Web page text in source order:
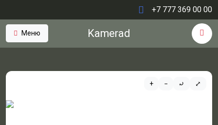
+7 777 369 00 00
Меню Kamerad
+ − ⤾ ⤢